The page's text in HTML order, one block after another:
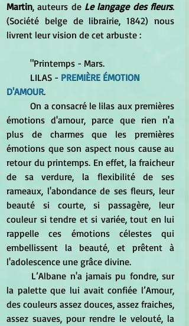
Martin, auteurs de Le langage des fleurs.
(Société belge de librairie, 1842) nous
livrent leur vision de cet arbuste :
	"Printemps - Mars.
	LILAS -
PREMIÈRE ÉMOTION
D'AMOUR.
	On a consacré le lilas aux premières
émotions d'amour, parce que rien n'a
plus de charmes que les premières
émotions que son aspect nous cause au
retour du printemps. En effet, la fraicheur
de sa verdure, la flexibilité de ses
rameaux, l'abondance de ses fleurs, leur
beauté si courte, si passagère, leur
couleur si tendre et si variée, tout en lui
rappelle ces émotions célestes qui
embellissent la beauté, et prêtent à
l'adolescence une grâce divine.
la palette que lui avait confiée l’Amour,
des couleurs assez douces, assez fraiches,
assez suaves, pour rendre le velouté, la